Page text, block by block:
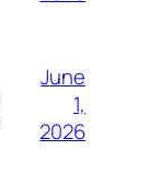
June
1,
2026